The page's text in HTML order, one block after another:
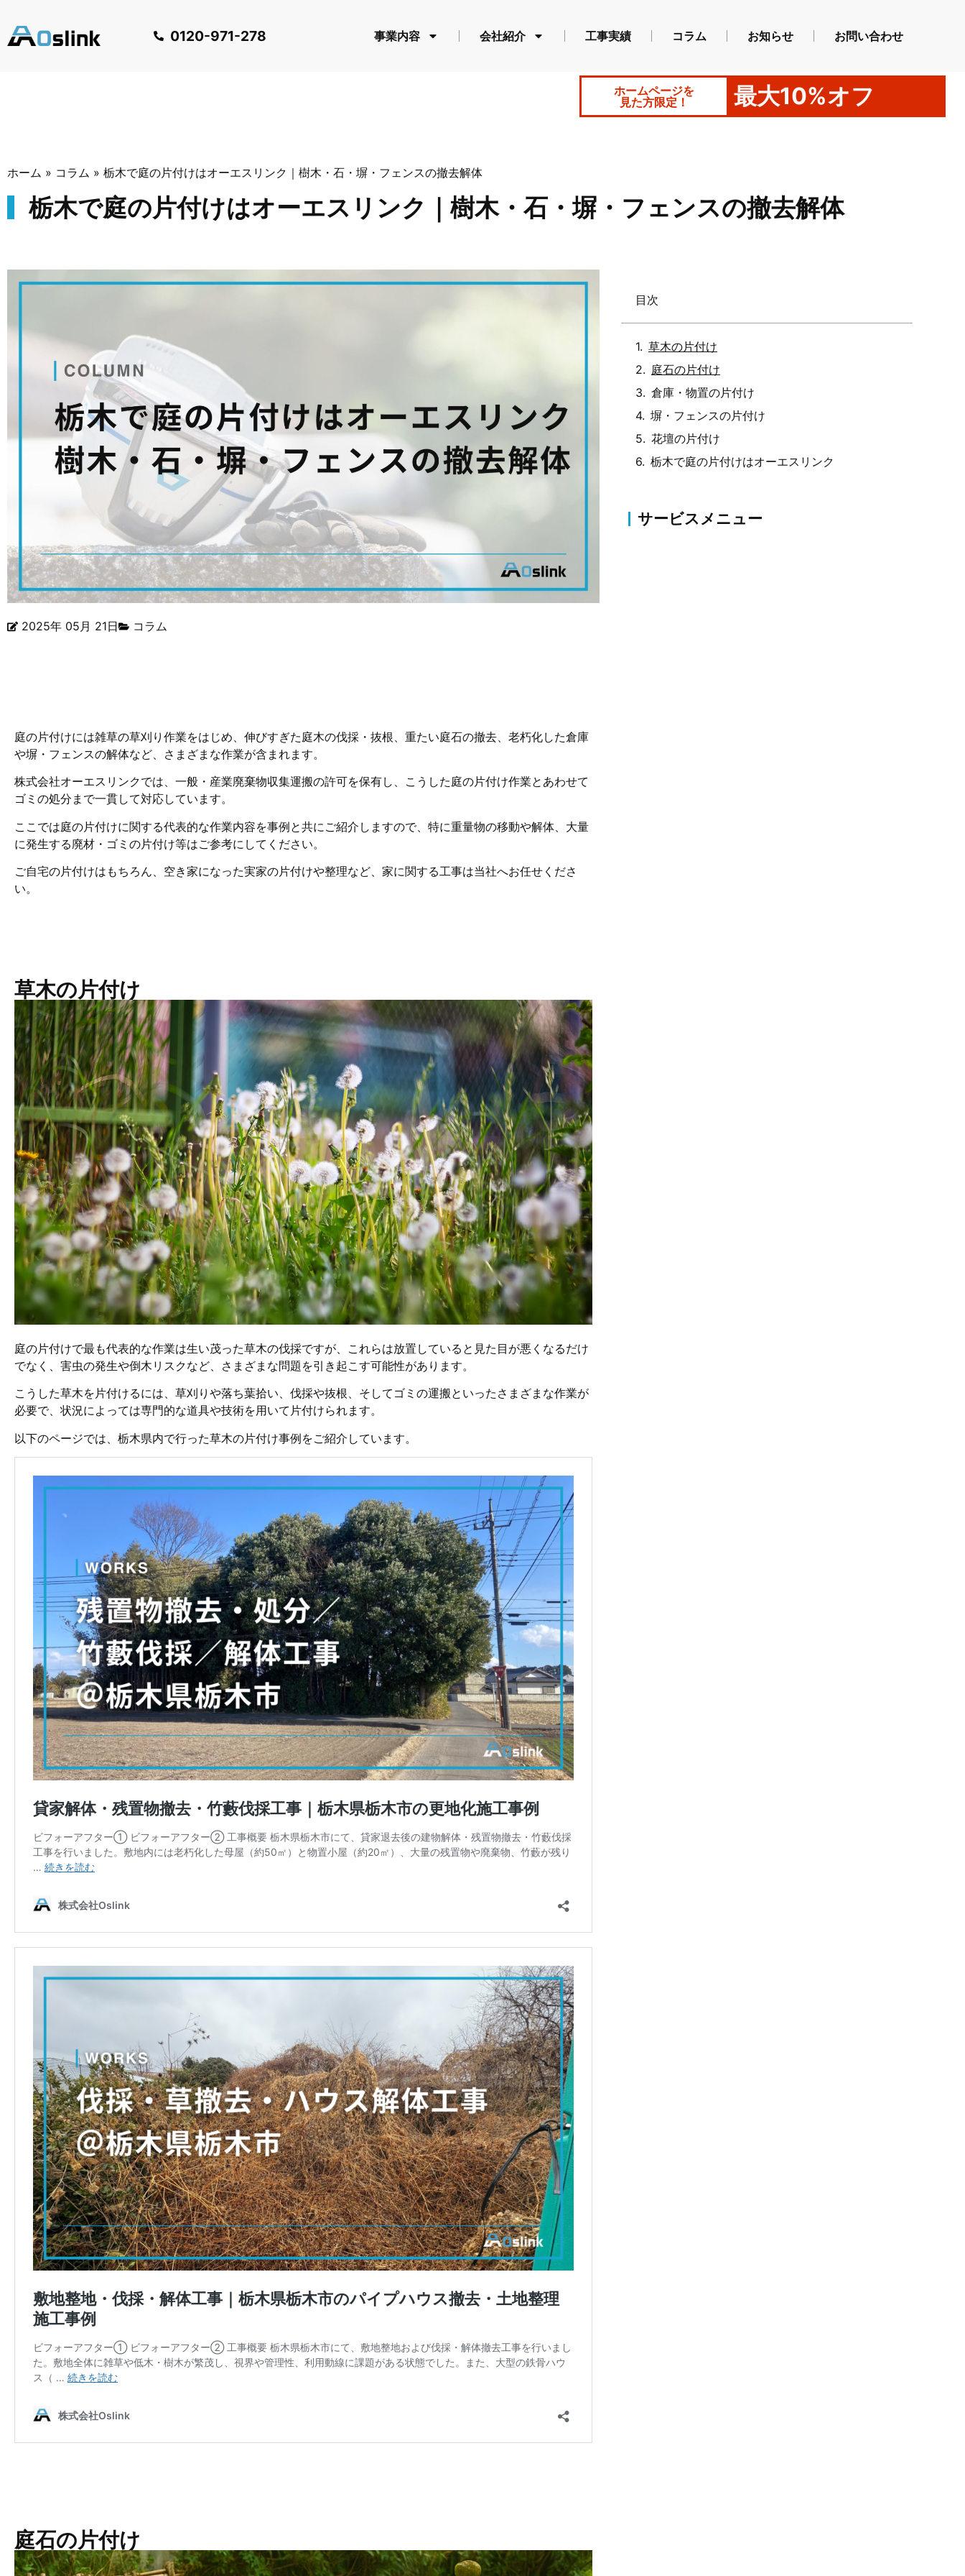
0120-971-278 事業内容 会社紹介 工事実績 コラム お知らせ お問い合わせ
ホームページを
見た方限定！
最大10%オフ
ホーム » コラム » 栃木で庭の片付けはオーエスリンク｜樹木・石・塀・フェンスの撤去解体
栃木で庭の片付けはオーエスリンク｜樹木・石・塀・フェンスの撤去解体
2025年 05月 21日 コラム
庭の片付けには雑草の草刈り作業をはじめ、伸びすぎた庭木の伐採・抜根、重たい庭石の撤去、老朽化した倉庫
や塀・フェンスの解体など、さまざまな作業が含まれます。
株式会社オーエスリンクでは、一般・産業廃棄物収集運搬の許可を保有し、こうした庭の片付け作業とあわせて
ゴミの処分まで一貫して対応しています。
ここでは庭の片付けに関する代表的な作業内容を事例と共にご紹介しますので、特に重量物の移動や解体、大量
に発生する廃材・ゴミの片付け等はご参考にしてください。
ご自宅の片付けはもちろん、空き家になった実家の片付けや整理など、家に関する工事は当社へお任せくださ
い。
草木の片付け
庭の片付けで最も代表的な作業は生い茂った草木の伐採ですが、これらは放置していると見た目が悪くなるだけ
でなく、害虫の発生や倒木リスクなど、さまざまな問題を引き起こす可能性があります。
こうした草木を片付けるには、草刈りや落ち葉拾い、伐採や抜根、そしてゴミの運搬といったさまざまな作業が
必要で、状況によっては専門的な道具や技術を用いて片付けられます。
以下のページでは、栃木県内で行った草木の片付け事例をご紹介しています。
庭石の片付け
目次
草木の片付け
庭石の片付け
倉庫・物置の片付け
塀・フェンスの片付け
花壇の片付け
栃木で庭の片付けはオーエスリンク
サービスメニュー